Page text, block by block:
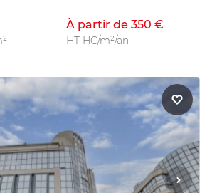
À partir de 350 €
HT HC/m²/an